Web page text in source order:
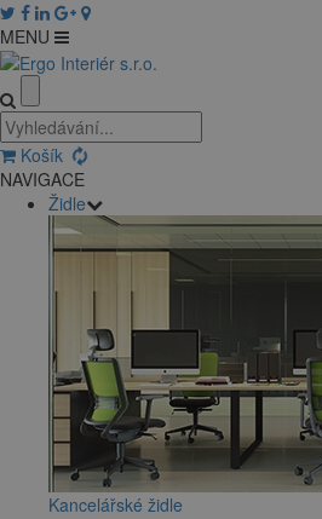
MENU
Košík
NAVIGACE
Židle
Kancelářské židle